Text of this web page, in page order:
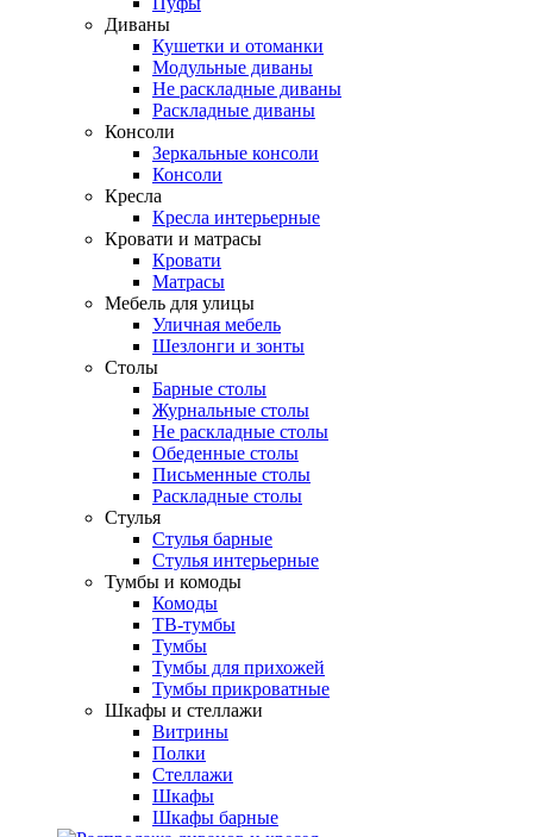
Диваны
Кушетки и отоманки
Модульные диваны
Не раскладные диваны
Раскладные диваны
Консоли
Зеркальные консоли
Консоли
Кресла
Кресла интерьерные
Кровати и матрасы
Кровати
Матрасы
Мебель для улицы
Уличная мебель
Шезлонги и зонты
Столы
Барные столы
Журнальные столы
Не раскладные столы
Обеденные столы
Письменные столы
Раскладные столы
Стулья
Стулья барные
Стулья интерьерные
Тумбы и комоды
Комоды
ТВ-тумбы
Тумбы
Тумбы для прихожей
Тумбы прикроватные
Шкафы и стеллажи
Витрины
Полки
Стеллажи
Шкафы
Шкафы барные